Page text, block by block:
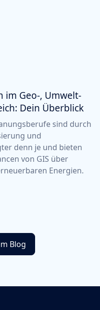
im Geo-, Umwelt-
Dein Überblick
sind durch
und
denn je und bieten
von GIS über
Energien.
Blog